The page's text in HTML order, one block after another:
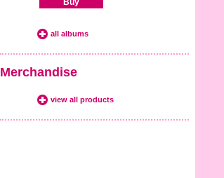
Buy
all albums
Merchandise
view all products